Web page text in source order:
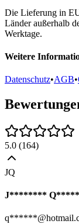
Die Lieferung in
Länder außerhalb
Werktage.
Weitere
Datenschutz•AGB•
5.0 (164)
JQ
J********